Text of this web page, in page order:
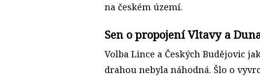
na českém území.
Sen o propojení Vltavy a
Volba Lince a Českých Budějovic
drahou nebyla náhodná. Šlo o